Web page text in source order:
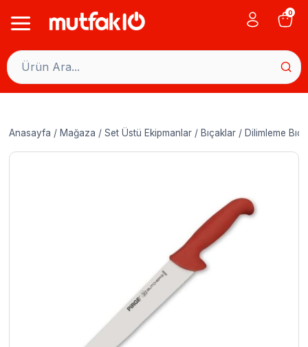
0
Anasayfa / Mağaza / Set Üstü Ekipmanlar / Bıçaklar / Dilimleme